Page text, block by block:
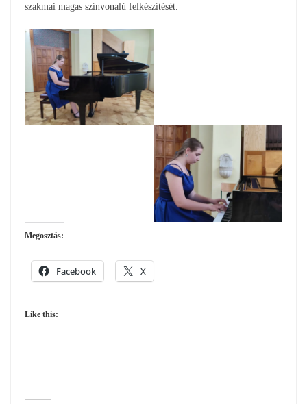
szakmai magas színvonalú felkészítését.
Megosztás:
Facebook X
Like this: